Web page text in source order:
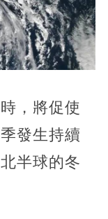
，將促使
發生持續
半球的冬